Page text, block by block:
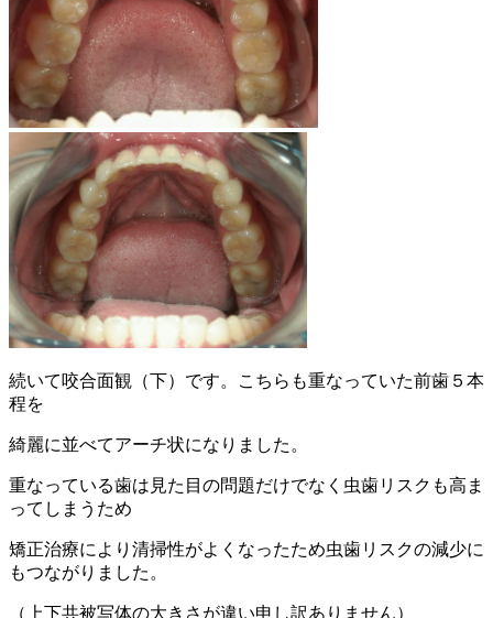
続いて咬合面観（下）です。こちらも重なっていた前歯５本
程を
綺麗に並べてアーチ状になりました。
重なっている歯は見た目の問題だけでなく虫歯リスクも高ま
ってしまうため
矯正治療により清掃性がよくなったため虫歯リスクの減少に
もつながりました。
（上下共被写体の大きさが違い申し訳ありません）